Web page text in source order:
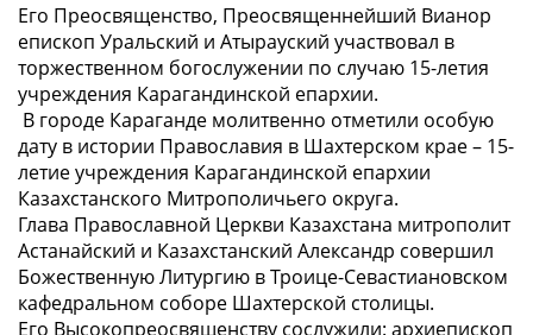
Его Преосвященство, Преосвященнейший Вианор
епископ Уральский и Атырауский участвовал в
торжественном богослужении по случаю 15-летия
учреждения Карагандинской епархии.
В городе Караганде молитвенно отметили особую
дату в истории Православия в Шахтерском крае – 15-
летие учреждения Карагандинской епархии
Казахстанского Митрополичьего округа.
Глава Православной Церкви Казахстана митрополит
Астанайский и Казахстанский Александр совершил
Божественную Литургию в Троице-Севастиановском
кафедральном соборе Шахтерской столицы.
Его Высокопреосвященству сослужили: архиепископ